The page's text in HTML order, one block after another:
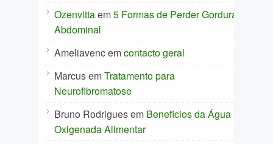
Ozenvittaem5 Formas de Perder Gordura
Abdominal
Ameliavencemcontacto geral
MarcusemTratamento para
Neurofibromatose
Bruno Rodriguesem Beneficios da Água
Oxigenada Alimentar